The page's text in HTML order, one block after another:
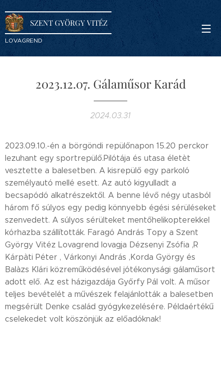
SZENT GYÖRGY VITÉZ
LOVAGREND
2023.12.07. Gálaműsor Karád
2024.03.31
2023.09.10.-én a börgöndi repülőnapon 15.20 perckor
lezuhant egy sportrepülő.Pilótája és utasa életèt
vesztette a balesetben. A kisrepülő egy parkoló
személyautó mellé esett. Az autó kigyulladt a
becsapódó alkatrészektől. A benne lévő négy utasból
három fő súlyos egy pedig könnyebb égési sérüléseket
szenvedett. A súlyos sérülteket mentőhelikopterekkel
kórhazba szállították. Faragó András Topy a Szent
György Vitéz Lovagrend lovagja Dézsenyi Zsófia ,R
Kárpàti Péter , Várkonyi András ,Korda György és
Balàzs Klári közreműködésével jótékonysági gálaműsort
adott elő. Az est házigazdája Győrfy Pál volt. A műsor
teljes bevételét a művészek felajánlották a balesetben
megsérült Denke család gyógykezelésére. Példaértékű
cselekedet volt köszönjük az előadóknak!